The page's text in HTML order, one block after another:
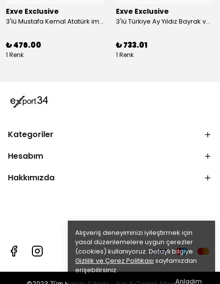
Alışveriş deneyiminizi iyileştirmek için
yasal düzenlemelere uygun çerezler
(cookies) kullanıyoruz. Detaylı bilgiye
Gizlilik ve Çerez Politikası sayfamızdan
erişebilirsiniz.
Anladım
Exve Exclusive
3'lü Mustafa Kemal Atatürk imzalı ve Türkiye Ay Yıldız Bayraklı Kadın Fular Seti
₺ 476.00
1 Renk
Exve Exclusive
3'lü Türkiye Ay Yıldız Bayrak ve Mustafa Kemal Atatürk imzalı Kırmızı Siyah Yaka Mendili Seti
₺ 733.01
1 Renk
Kategoriler
Hesabım
Hakkımızda